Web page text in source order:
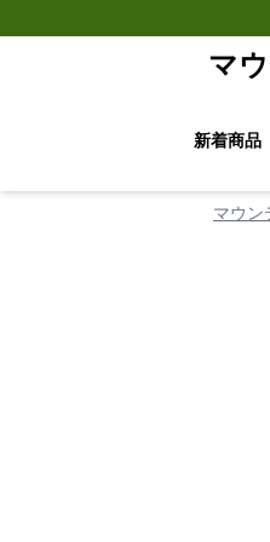
マ
新着商品
マウン